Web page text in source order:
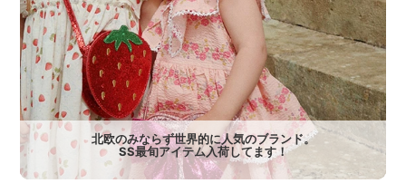
北欧のみならず世界的に人気のブランド。
SS最旬アイテム入荷してます！